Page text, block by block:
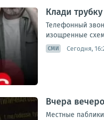
Клади
Телефонный
изощренные
СМИ Сегодня,
Вчера
Местные